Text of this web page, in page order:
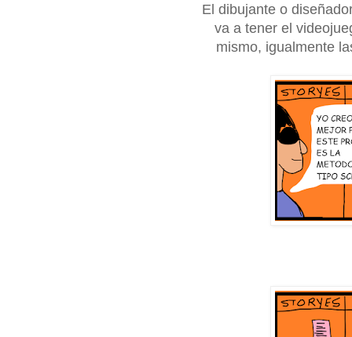
El dibujante o
va a tener el
mismo, igualmente